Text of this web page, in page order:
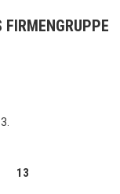
FIRMENGRUPPE
13